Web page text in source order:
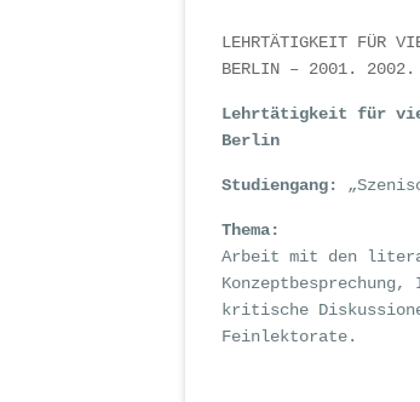
LEHRTÄTIGKEIT FÜR
BERLIN – 2001.
Lehrtätigkeit für
Berlin
Studiengang:
Thema:
Arbeit mit den
kritische
Feinlektorate.